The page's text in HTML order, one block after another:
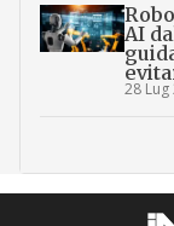
AI
28 Lug